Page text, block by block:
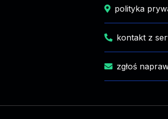
polityka
kontakt z
zgłoś